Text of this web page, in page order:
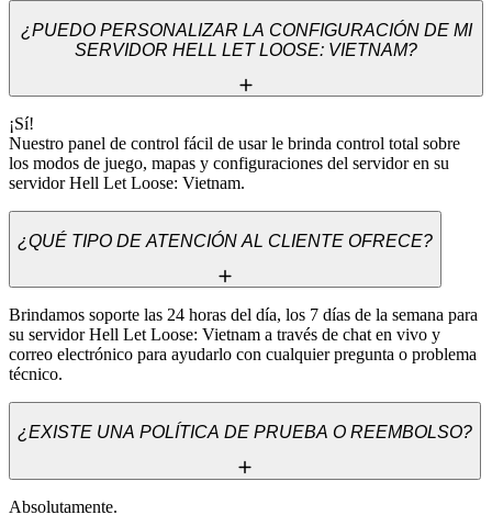
¿PUEDO PERSONALIZAR LA CONFIGURACIÓN DE MI
SERVIDOR HELL LET LOOSE: VIETNAM?
¡Sí!
Nuestro panel de control fácil de usar le brinda control total sobre
los modos de juego, mapas y configuraciones del servidor en su
servidor Hell Let Loose: Vietnam.
¿QUÉ TIPO DE ATENCIÓN AL CLIENTE OFRECE?
Brindamos soporte las 24 horas del día, los 7 días de la semana para
su servidor Hell Let Loose: Vietnam a través de chat en vivo y
correo electrónico para ayudarlo con cualquier pregunta o problema
técnico.
¿EXISTE UNA POLÍTICA DE PRUEBA O REEMBOLSO?
Absolutamente.